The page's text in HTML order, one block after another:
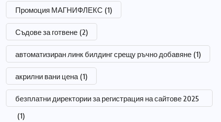
Промоция МАГНИФЛЕКС (1)
Съдове за готвене (2)
автоматизиран линк билдинг срещу ръчно добавяне (1)
акрилни вани цена (1)
безплатни директории за регистрация на сайтове 2025
(1)